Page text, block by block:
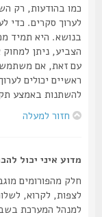
כמו בהודעות, רק
לערוך סקרים. כדי
בנושא. היא תמיד
הצביע, ניתן למחוק את
עם זאת, אם משתמשים
ראשיים יכולים לערוך
להשתנות באמצע
חזור למעלה
מדוע איני יכול להכנס
חלק מהפורומים
לצפות, לקרוא, לשלוח
למנהל המערכת בשביל